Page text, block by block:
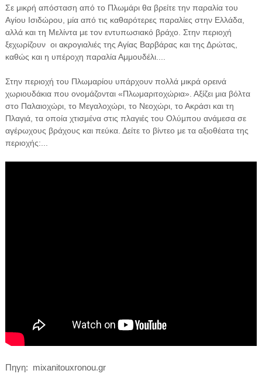
Σε μικρή απόσταση από το Πλωμάρι θα βρείτε την παραλία του
Αγίου Ισιδώρου, μία από τις καθαρότερες παραλίες στην Ελλάδα,
αλλά και τη Μελίντα με τον εντυπωσιακό βράχο. Στην περιοχή
ξεχωρίζουν οι ακρογιαλιές της Αγίας Βαρβάρας και της Δρώτας,
καθώς και η υπέροχη παραλία Αμμουδέλι....
Στην περιοχή του Πλωμαρίου υπάρχουν πολλά μικρά ορεινά
χωριουδάκια που ονομάζονται «Πλωμαριτοχώρια». Αξίζει μια βόλτα
στο Παλαιοχώρι, το Μεγαλοχώρι, το Νεοχώρι, το Ακράσι και τη
Πλαγιά, τα οποία χτισμένα στις πλαγιές του Ολύμπου ανάμεσα σε
αγέρωχους βράχους και πεύκα. Δείτε το βίντεο με τα αξιοθέατα της
περιοχής:...
Πηγη: mixanitouxronou.gr